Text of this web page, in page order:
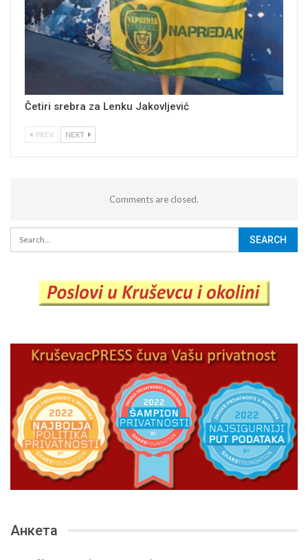
Četiri srebra za Lenku Jakovljević
PREV NEXT
Comments are closed.
Анкета